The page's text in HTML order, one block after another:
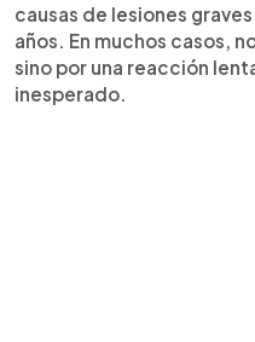
causas de lesiones
años. En muchos casos,
sino por una reacción
inesperado.